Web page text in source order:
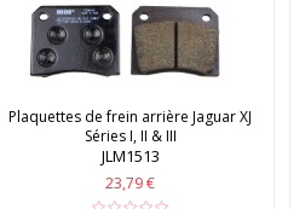
Plaquettes de frein arrière Jaguar XJ
Séries I, II & III
JLM1513
23,79 €